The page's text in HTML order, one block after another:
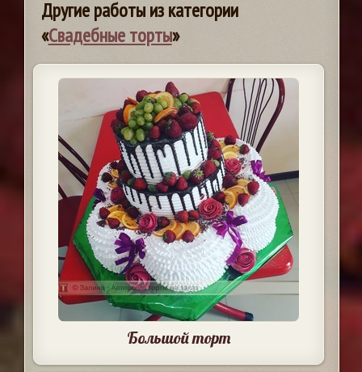
Другие работы из категории
«Свадебные торты»
Большой торт